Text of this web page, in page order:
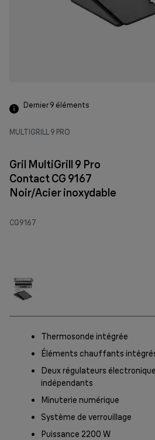
Dernier 9 éléments
MULTIGRILL 9 PRO
Gril MultiGrill 9 Pro
Contact CG 9167
Noir/Acier inoxydable
CG9167
Thermosonde intégrée
Éléments chauffants
Deux régulateurs
indépendants
Minuterie numérique
Système de verrouillage
Puissance 2200 W